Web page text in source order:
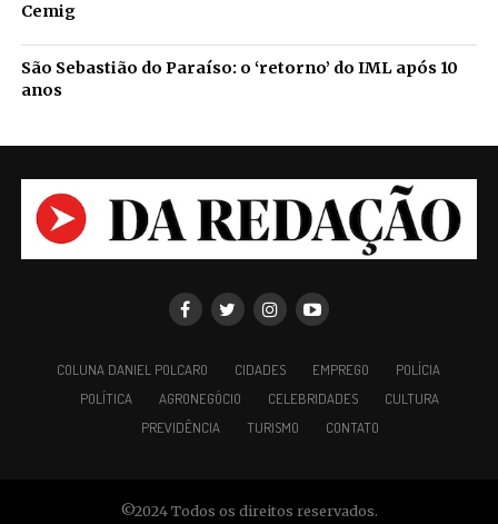
Cemig
São Sebastião do Paraíso: o ‘retorno’ do IML após 10
anos
COLUNA DANIEL POLCARO CIDADES EMPREGO
POLÍCIA
POLÍTICA
AGRONEGÓCIO CELEBRIDADES
CULTURA
PREVIDÊNCIA
TURISMO CONTATO
©2024 Todos os direitos reservados.